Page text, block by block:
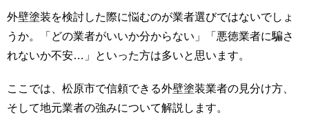
外壁塗装を検討した際に悩むのが業者選びではないでしょ
うか。「どの業者がいいか分からない」「悪徳業者に騙さ
れないか不安…」といった方は多いと思います。
ここでは、松原市で信頼できる外壁塗装業者の見分け方、
そして地元業者の強みについて解説します。